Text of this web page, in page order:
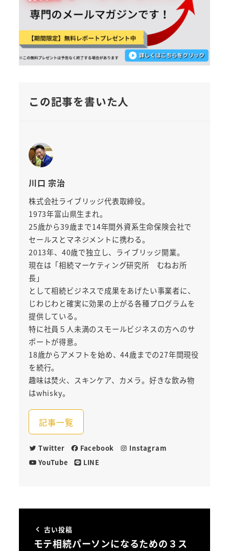
この記事を書いた人
川口 宗治
株式会社ライブリッジ代表取締役。
1973年富山県生まれ。
25歳から39歳まで14年間外資系生命保険会社で
セールスとマネジメントに携わる。
2013年、40歳で独立し、ライブリッジ開業。
現在は「相続マーケティング研究所 むねお所
長」
として相続ビジネスで成果をあげたい事業者に、
じわじわと確実に効果の上がる各種プログラムを
提供している。
特に社員５人未満のスモールビジネスの方へのサ
ポートが得意。
18歳からアメフトを始め、44歳までの27年間現役
を続行。
趣味は焚火、スキンケア、カメラ。好きな飲み物
はwhisky。
記事一覧
Twitter Facebook
Instagram
YouTube
LINE
古い投稿
モテ相続パーソンになるための３ス